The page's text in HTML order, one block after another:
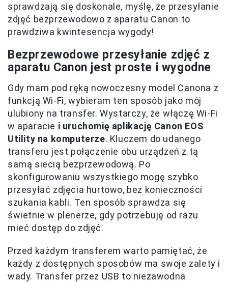
sprawdzają się doskonale, myślę, że przesyłanie
zdjęć bezprzewodowo z aparatu Canon to
prawdziwa kwintesencja wygody!
Bezprzewodowe przesyłanie zdjęć z
aparatu Canon jest proste i wygodne
Gdy mam pod ręką nowoczesny model Canona z
funkcją Wi-Fi, wybieram ten sposób jako mój
ulubiony na transfer. Wystarczy, że włączę Wi-Fi
w aparacie i uruchomię aplikację Canon EOS
Utility na komputerze. Kluczem do udanego
transferu jest połączenie obu urządzeń z tą
samą siecią bezprzewodową. Po
skonfigurowaniu wszystkiego mogę szybko
przesyłać zdjęcia hurtowo, bez konieczności
szukania kabli. Ten sposób sprawdza się
świetnie w plenerze, gdy potrzebuję od razu
mieć dostęp do zdjęć.
Przed każdym transferem warto pamiętać, że
każdy z dostępnych sposobów ma swoje zalety i
wady. Transfer przez USB to niezawodna